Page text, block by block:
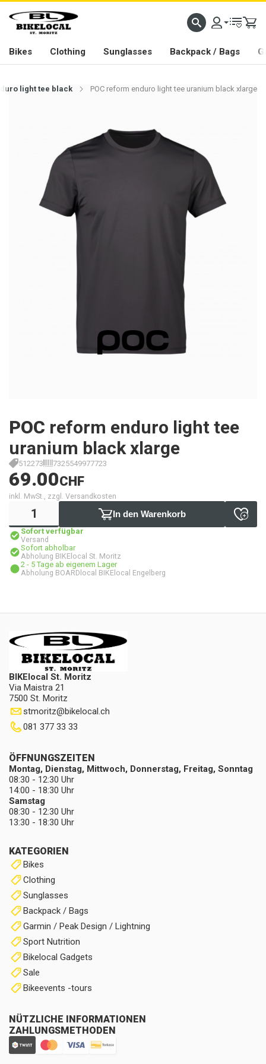
PASSION IN ALL WE DO
Bikes Clothing Sunglasses Backpack / Bags
light tee black POC reform enduro light tee uranium black xlarge
POC reform enduro light tee
uranium black xlarge
512273 7325549977723
69.00CHF
inkl. MwSt., zzgl. Versandkosten
In den Warenkorb
Sofort verfügbar
Versand
Sofort abholbar
Abholung BIKElocal St. Moritz
2 - 5 Tage ab eigenem Lager
Abholung BOARDlocal BIKElocal Engelberg
BIKElocal St. Moritz
Via Maistra 21
7500 St. Moritz
stmoritz@bikelocal.ch
081 377 33 33
KATEGORIEN
Bikes
Clothing
Sunglasses
Backpack / Bags
Garmin / Peak Design / Lightning
Sport Nutrition
Bikelocal Gadgets
Sale
Bikeevents -tours
NÜTZLICHE INFORMATIONEN
ZAHLUNGSMETHODEN
ÖFFNUNGSZEITEN
Montag, Dienstag, Mittwoch, Donnerstag, Freitag, Sonntag
08:30 - 12:30 Uhr
14:00 - 18:30 Uhr
Samstag
08:30 - 12:30 Uhr
13:30 - 18:30 Uhr